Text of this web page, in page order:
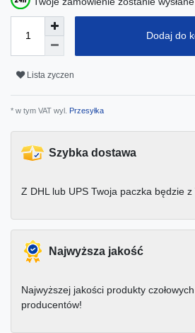
Dodaj do
Lista zyczen
* w tym VAT wyl. Przesyłka
Szybka dostawa
Z DHL lub UPS Twoja paczka będzie
Najwyższa jakość
Najwyższej jakości produkty
producentów!